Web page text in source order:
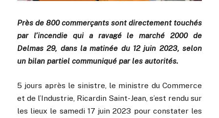
Près de 800 commerçants sont directement touchés
par l’incendie qui a ravagé le marché 2000 de
Delmas 29, dans la matinée du 12 juin 2023, selon
un bilan partiel communiqué par les autorités.
5 jours après le sinistre, le ministre du Commerce
et de l’Industrie, Ricardin Saint-Jean, s’est rendu sur
les lieux le samedi 17 juin 2023 pour constater les